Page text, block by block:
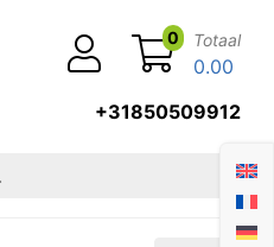
+31850509912
0 Totaal
0.00